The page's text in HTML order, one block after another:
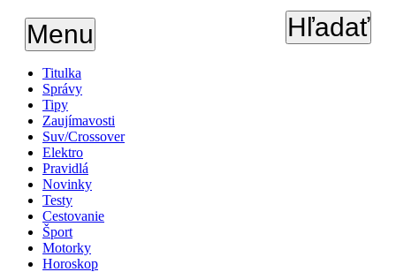
Menu Hľadať
Titulka
Správy
Tipy
Zaujímavosti
Suv/Crossover
Elektro
Pravidlá
Novinky
Testy
Cestovanie
Šport
Motorky
Horoskop